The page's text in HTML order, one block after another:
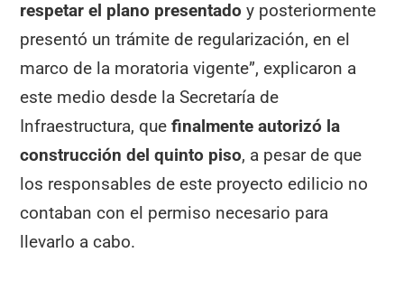
respetar el plano presentado y posteriormente
presentó un trámite de regularización, en el
marco de la moratoria vigente”, explicaron a
este medio desde la Secretaría de
Infraestructura, que finalmente autorizó la
construcción del quinto piso, a pesar de que
los responsables de este proyecto edilicio no
contaban con el permiso necesario para
llevarlo a cabo.